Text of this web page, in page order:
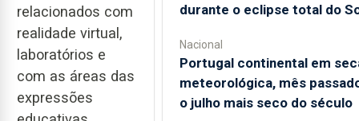
relacionados com
realidade virtual,
laboratórios e
com as áreas das
expressões
durante o eclipse total do
Nacional
Portugal continental em
meteorológica, mês
o julho mais seco do século